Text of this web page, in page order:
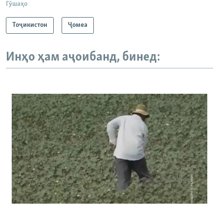
Гӯшаҳо
Тоҷикистон Ҷомeа
Инҳо ҳам аҷоибанд, бинед: